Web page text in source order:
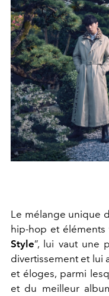
Le mélange unique
hip-hop et éléments
Style”, lui vaut une
divertissement et lui
et éloges, parmi
et du meilleur